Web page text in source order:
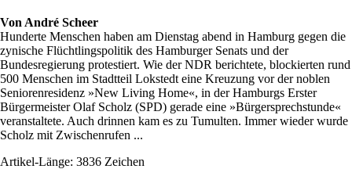
Von André Scheer
Hunderte Menschen haben am Dienstag abend in Hamburg gegen die
zynische Flüchtlingspolitik des Hamburger Senats und der
Bundesregierung protestiert. Wie der NDR berichtete, blockierten rund
500 Menschen im Stadtteil Lokstedt eine Kreuzung vor der noblen
Seniorenresidenz »New Living Home«, in der Hamburgs Erster
Bürgermeister Olaf Scholz (SPD) gerade eine »Bürgersprechstunde«
veranstaltete. Auch drinnen kam es zu Tumulten. Immer wieder wurde
Scholz mit Zwischenrufen ...
Artikel-Länge: 3836 Zeichen